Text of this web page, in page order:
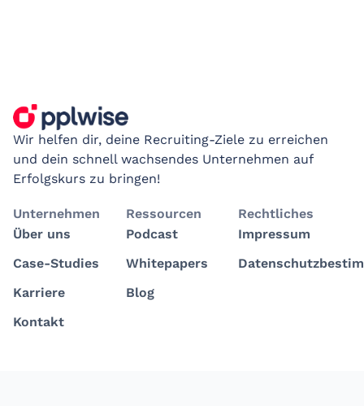
Wir helfen dir, deine Recruiting-Ziele zu erreichen
und dein schnell wachsendes Unternehmen auf
Erfolgskurs zu bringen!
Unternehmen
Über uns
Case-Studies
Karriere
Kontakt
Ressourcen
Podcast
Whitepapers
Blog
Rechtliches
Impressum